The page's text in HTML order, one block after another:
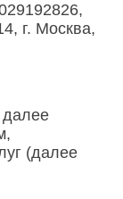
г. Москва,
далее
(далее